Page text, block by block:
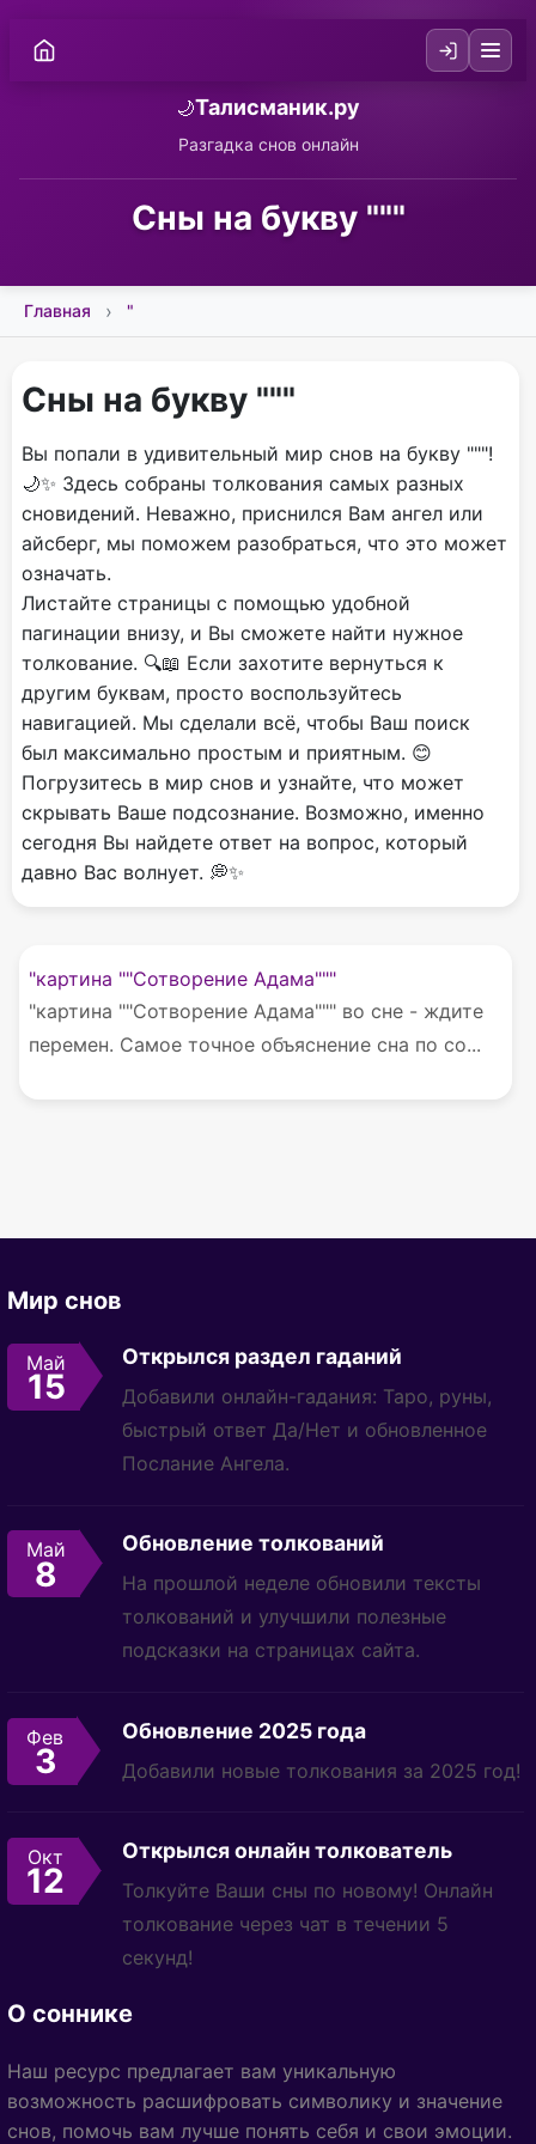
🌙Талисманик.ру
Разгадка снов онлайн
Сны на букву """
Главная "
Сны на букву """
Вы попали в удивительный мир снов на букву """!
🌙✨ Здесь собраны толкования самых разных
сновидений. Неважно, приснился Вам ангел или
айсберг, мы поможем разобраться, что это может
означать.
Листайте страницы с помощью удобной
пагинации внизу, и Вы сможете найти нужное
толкование. 🔍📖 Если захотите вернуться к
другим буквам, просто воспользуйтесь
навигацией. Мы сделали всё, чтобы Ваш поиск
был максимально простым и приятным. 😊
Погрузитесь в мир снов и узнайте, что может
скрывать Ваше подсознание. Возможно, именно
сегодня Вы найдете ответ на вопрос, который
давно Вас волнует. 💭✨
"картина ""Сотворение Адама"""
"картина ""Сотворение Адама""" во сне - ждите
перемен. Самое точное объяснение сна по со...
Мир снов
Май
15
Открылся раздел гаданий
Добавили онлайн-гадания: Таро, руны,
быстрый ответ Да/Нет и обновленное
Послание Ангела.
Май
8
Обновление толкований
На прошлой неделе обновили тексты
толкований и улучшили полезные
подсказки на страницах сайта.
Фев
3
Обновление 2025 года
Добавили новые толкования за 2025 год!
Окт
12
Открылся онлайн толкователь
Толкуйте Ваши сны по новому! Онлайн
толкование через чат в течении 5
секунд!
О соннике
Наш ресурс предлагает вам уникальную
возможность расшифровать символику и значение
снов, помочь вам лучше понять себя и свои эмоции.